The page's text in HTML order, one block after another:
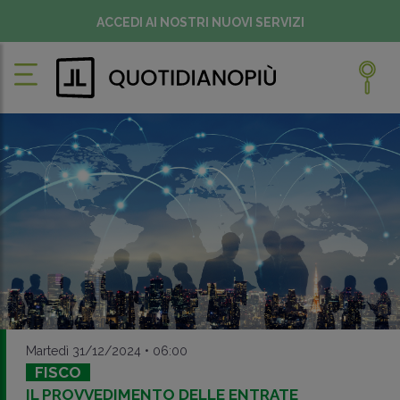
ACCEDI AI NOSTRI NUOVI SERVIZI
Martedì 31/12/2024 • 06:00
FISCO
IL PROVVEDIMENTO DELLE ENTRATE